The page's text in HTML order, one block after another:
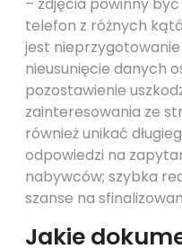
telefon z różnych
jest
nieusunięcie danych
pozostawienie
zainteresowania ze
również unikać
odpowiedzi na
nabywców; szybka
szanse na
Jakie